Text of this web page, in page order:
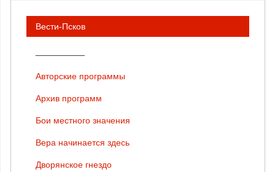
Вести-Псков
Авторские программы
Архив программ
Бои местного значения
Вера начинается здесь
Дворянское гнездо